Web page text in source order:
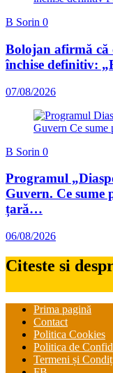
B Sorin 0
Bolojan afirmă că
închise definitiv:
07/08/2026
B Sorin 0
Programul
Guvern. Ce
țară…
06/08/2026
Citeste si
Prima pagină
Contact
Politica Cookies
Politica de
Termeni și